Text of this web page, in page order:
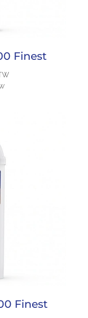
Finest
Finest